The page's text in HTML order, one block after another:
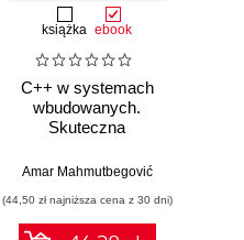
książka ebook
C++ w systemach
wbudowanych.
Skuteczna
nowoczesnego
Amar Mahmutbegović
(44,50 zł najniższa cena z 30 dni)